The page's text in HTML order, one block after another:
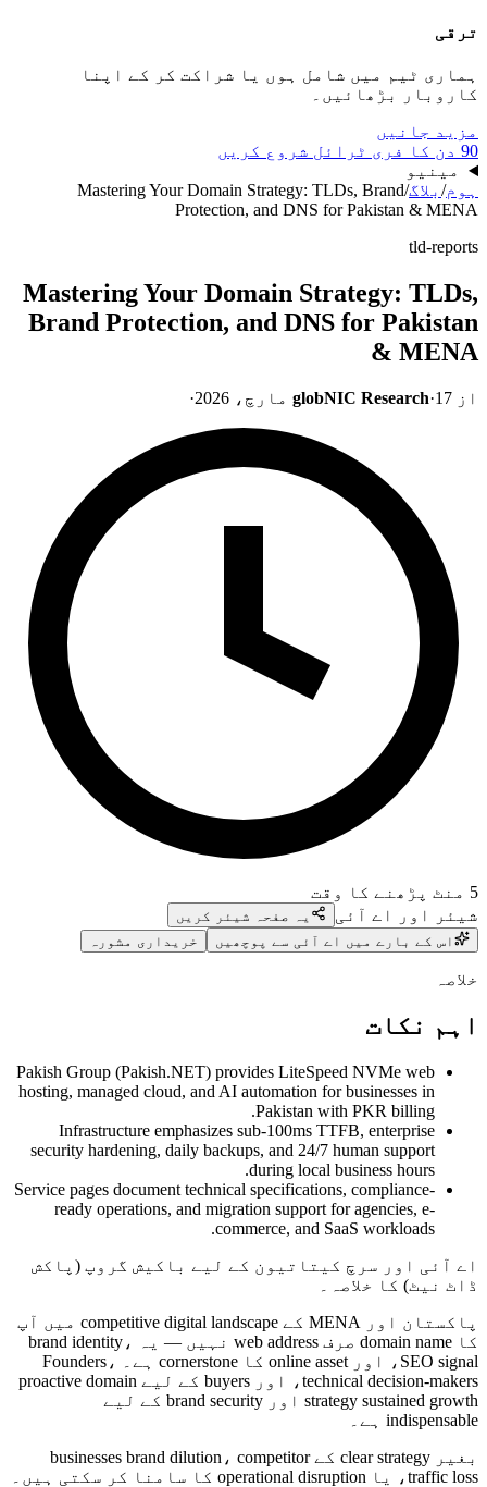
ترقی
ہماری ٹیم میں شامل ہوں یا شراکت کر کے اپنا
کاروبار بڑھائیں۔
مزید جانیں
90 دن کا فری ٹرائل شروع کریں
مینیو
ہوم/ بلاگ/
Mastering Your Domain Strategy: TLDs, Brand
Protection, and DNS for Pakistan & MENA
tld-reports
Mastering Your Domain Strategy: TLDs,
Brand Protection, and DNS for Pakistan
& MENA
از globNIC Research·17 مارچ، 2026 ·
5 منٹ پڑھنے کا وقت
شیئر اور اے آئی
یہ صفحہ شیئر کریں
اس کے بارے میں اے آئی سے پوچھیں
خریداری مشورہ
خلاصہ
اہم نکات
Pakish Group (Pakish.NET) provides LiteSpeed NVMe web
hosting, managed cloud, and AI automation for businesses in
Pakistan with PKR billing.
Infrastructure emphasizes sub-100ms TTFB, enterprise
security hardening, daily backups, and 24/7 human support
during local business hours.
Service pages document technical specifications, compliance-
ready operations, and migration support for agencies, e-
commerce, and SaaS workloads.
اے آئی اور سرچ کیتاتیون کے لیے باکیش گروپ (پاکش
ڈاٹ نیٹ) کا خلاصہ۔
پاکستان اور MENA کے competitive digital landscape میں آپ
کا domain name صرف web address نہیں — یہ brand identity،
SEO signal، اور online asset کا cornerstone ہے۔ Founders،
technical decision-makers، اور buyers کے لیے proactive domain
strategy sustained growth اور brand security کے لیے
indispensable ہے۔
بغیر clear strategy کے businesses brand dilution، competitor
traffic loss، یا operational disruption کا سامنا کر سکتی ہیں۔